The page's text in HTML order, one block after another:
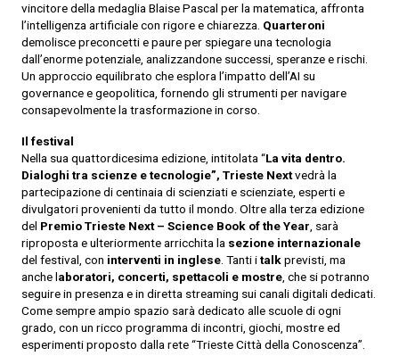
vincitore della medaglia Blaise Pascal per la matematica, affronta
l’intelligenza artificiale con rigore e chiarezza. Quarteroni
demolisce preconcetti e paure per spiegare una tecnologia
dall’enorme potenziale, analizzandone successi, speranze e rischi.
Un approccio equilibrato che esplora l’impatto dell’AI su
governance e geopolitica, fornendo gli strumenti per navigare
consapevolmente la trasformazione in corso.
Il festival
Nella sua quattordicesima edizione, intitolata “La vita dentro.
Dialoghi tra scienze e tecnologie”, Trieste Nextvedrà la
partecipazione di centinaia di scienziati e scienziate, esperti e
divulgatori provenienti da tutto il mondo. Oltre alla terza edizione
del Premio Trieste Next – Science Book of the Year, sarà
riproposta e ulteriormente arricchita la sezione internazionale
del festival, con interventi in inglese. Tanti italkprevisti, ma
anche laboratori, concerti, spettacoli e mostre, che si potranno
seguire in presenza e in diretta streaming sui canali digitali dedicati.
Come sempre ampio spazio sarà dedicato alle scuole di ogni
grado, con un ricco programma di incontri, giochi, mostre ed
esperimenti proposto dalla rete “Trieste Città della Conoscenza”.